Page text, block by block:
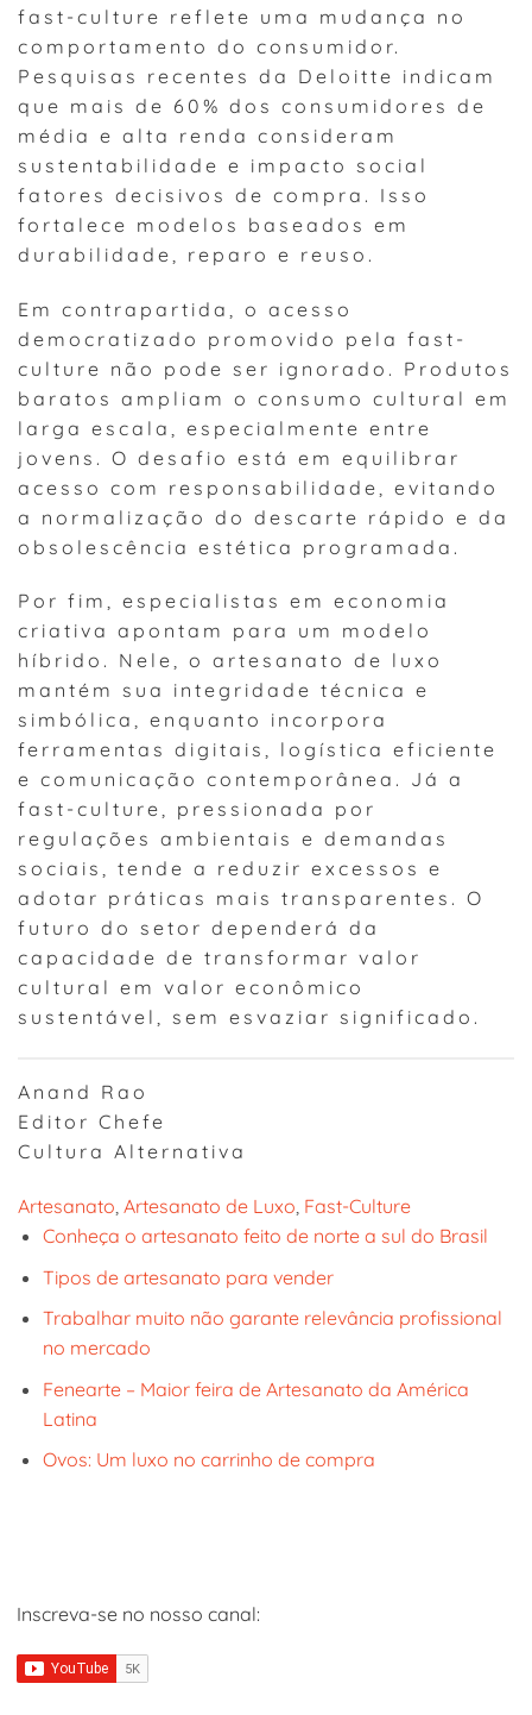
fast-culture reflete uma mudança no
comportamento do consumidor.
Pesquisas recentes da Deloitte indicam
que mais de 60% dos consumidores de
média e alta renda consideram
sustentabilidade e impacto social
fatores decisivos de compra. Isso
fortalece modelos baseados em
durabilidade, reparo e reuso.
Em contrapartida, o acesso
democratizado promovido pela fast-
culture não pode ser ignorado. Produtos
baratos ampliam o consumo cultural em
larga escala, especialmente entre
jovens. O desafio está em equilibrar
acesso com responsabilidade, evitando
a normalização do descarte rápido e da
obsolescência estética programada.
Por fim, especialistas em economia
criativa apontam para um modelo
híbrido. Nele, o artesanato de luxo
mantém sua integridade técnica e
simbólica, enquanto incorpora
ferramentas digitais, logística eficiente
e comunicação contemporânea. Já a
fast-culture, pressionada por
regulações ambientais e demandas
sociais, tende a reduzir excessos e
adotar práticas mais transparentes. O
futuro do setor dependerá da
capacidade de transformar valor
cultural em valor econômico
sustentável, sem esvaziar significado.
Anand Rao
Editor Chefe
Cultura Alternativa
Artesanato Artesanato de Luxo Fast-Culture
Conheça o artesanato feito de norte a sul do Brasil
Tipos de artesanato para vender
Trabalhar muito não garante relevância profissional
no mercado
Fenearte – Maior feira de Artesanato da América
Latina
Ovos: Um luxo no carrinho de compra
Inscreva-se no nosso canal: